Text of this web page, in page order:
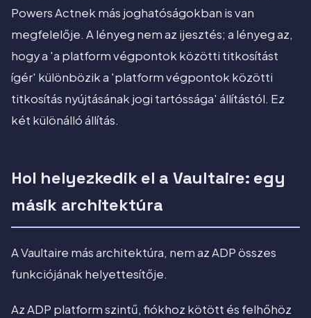
Powers Actnek más joghatóságokban is van
megfelelője. A lényeg nem az ijesztés; a lényeg az,
hogy a 'a platform végpontok közötti titkosítást
ígér' különbözik a 'platform végpontok közötti
titkosítás nyújtásának jogi tartóssága' állítástól. Ez
két különálló állítás.
Hol helyezkedik el a Vaultaire: egy
másik architektúra
A Vaultaire más architektúra, nem az ADP összes
funkciójának helyettesítője.
Az ADP platform szintű, fiókhoz kötött és felhőhöz